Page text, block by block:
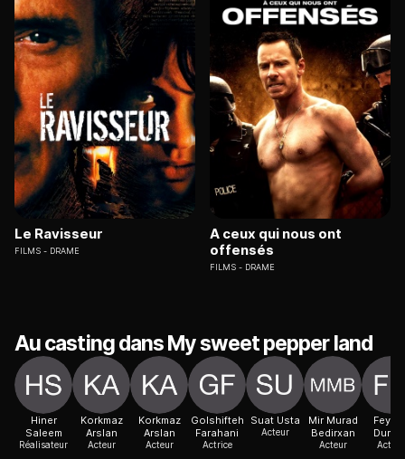
Le Ravisseur
FILMS DRAME
A ceux qui nous ont
offensés
FILMS DRAME
Au casting dans My sweet pepper land
Hiner
Saleem
Réalisateur
Korkmaz
Arslan
Acteur
Korkmaz
Arslan
Acteur
Golshifteh
Farahani
Actrice
Suat Usta
Acteur
Mir Murad
Bedirxan
Acteur Acteur